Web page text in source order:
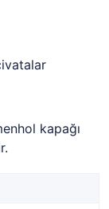
kapağı